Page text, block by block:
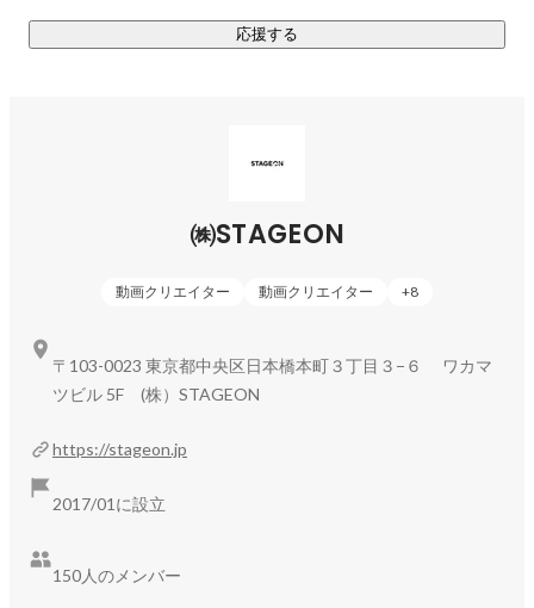
応援する
㈱STAGEON
動画クリエイター 動画クリエイター +8
https://stageon.jp
2017/01に設立
150人のメンバー
〒103-0023 東京都中央区日本橋本町３丁目３−６ ワカマ
ツビル 5F (株）STAGEON